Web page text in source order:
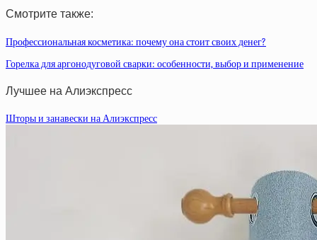
Смотрите также:
Профессиональная косметика: почему она стоит своих денег?
Горелка для аргонодуговой сварки: особенности, выбор и применение
Лучшее на Алиэкспресс
Шторы и занавески на Алиэкспресс